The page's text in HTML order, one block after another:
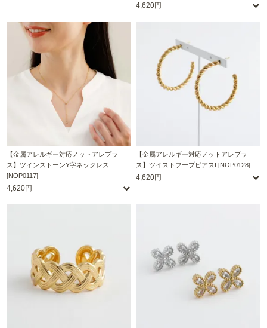
4,620円
【金属アレルギー対応ノットアレプラ
ス】ツインストーンY字ネックレス
[NOP0117]
4,620円
【金属アレルギー対応ノットアレプラ
ス】ツイストフープピアスL[NOP0128]
4,620円